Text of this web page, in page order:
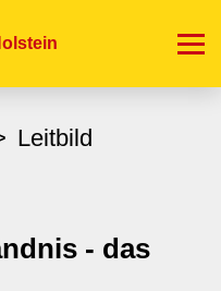
Leitbild
- das